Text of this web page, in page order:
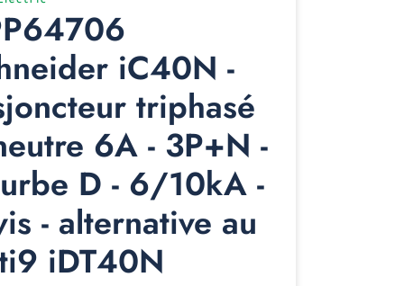
iC40N -
triphasé
6A - 3P+N -
D - 6/10kA -
- alternative au
iDT40N